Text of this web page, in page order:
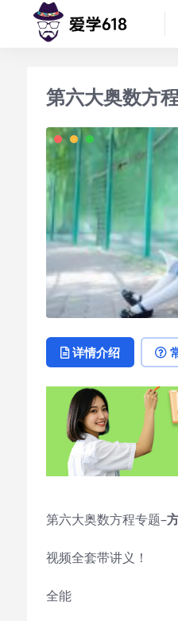
第六大奥数方
详情介绍
第六大奥数方程专题–
视频全套带讲义！
全能